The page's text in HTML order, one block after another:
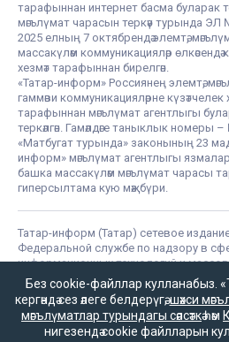
тарафыннан интернет басма буларак
мәгълүмат чарасын теркәү турында
2025 елның 7 октябрендә элемтә,
массакүләм коммуникацияләр
хезмәт тарафыннан бирелгән.
«Татар-информ» Россиянең элемтә,
гаммәви коммуникацияләрне
тарафыннан мәгълүмат агентлыгы
теркәлгән. Гамәлдәге таныклык
«Матбугат турында» законының 23
информ» мәгълүмат агентлыгы
башка массакүләм мәгълүмат чарасы
гиперсылтама кую мәҗбүри.
Татар-информ (Татар) сетевое
Федеральной службе по надзору в
информационных технологий и
(Роскомнадзор). Запись о
07.10.2025 выдано Федеральной
связи, информационных технологий
«Татар-информ» зарегистрировано
агентство в Федеральной службе по
Без cookie-файллар кулланабыз.
кергәндә сез әлеге белдерүгә,шәхси
мәгълүматлар турындагы сәясәткәһәм
нигезендә cookie файлларын